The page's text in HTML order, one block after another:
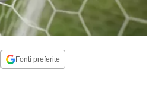
Fonti preferite